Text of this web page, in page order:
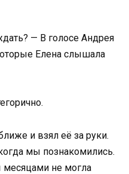
— В голосе Андрея
Елена слышала
и взял её за руки.
мы познакомились.
месяцами не могла